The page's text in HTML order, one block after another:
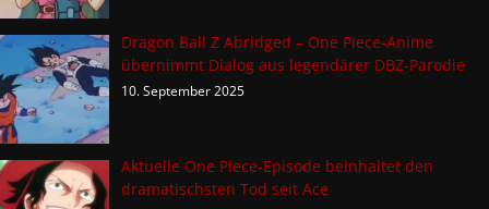
Dragon Ball Z Abridged – One Piece-Anime
übernimmt Dialog aus legendärer DBZ-Parodie
10. September 2025
Aktuelle One Piece-Episode beinhaltet den
dramatischsten Tod seit Ace